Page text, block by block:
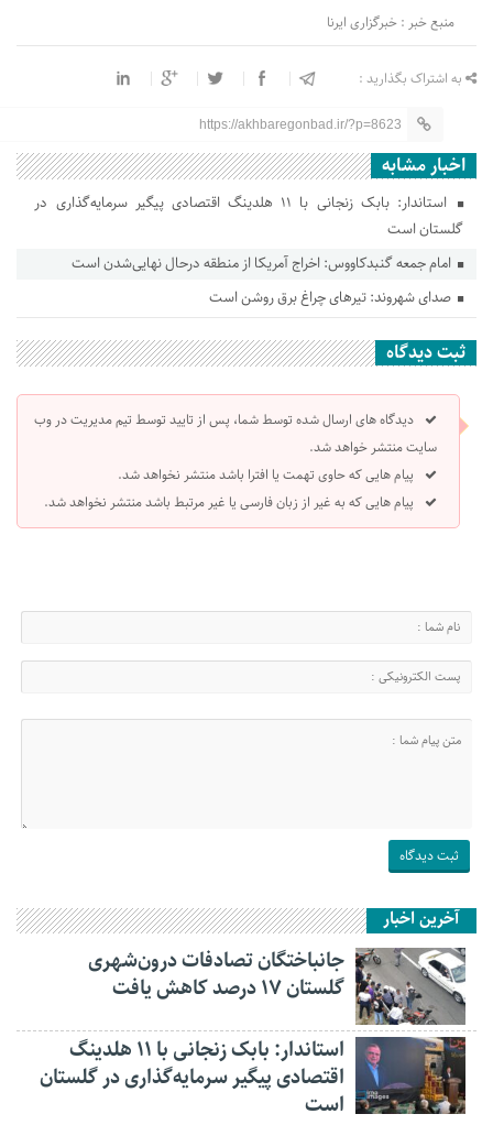
منبع خبر : خبرگزاری ایرنا
به اشتراک بگذارید :
https://akhbaregonbad.ir/?p=8623
اخبار مشابه
استاندار: بابک زنجانی با ۱۱ هلدینگ اقتصادی پیگیر سرمایه‌گذاری در
گلستان است
امام جمعه گنبدکاووس: اخراج آمریکا از منطقه درحال نهایی‌شدن است
صدای شهروند: تیرهای چراغ برق روشن است
ثبت دیدگاه
دیدگاه های ارسال شده توسط شما، پس از تایید توسط تیم مدیریت در وب
سایت منتشر خواهد شد.
پیام هایی که حاوی تهمت یا افترا باشد منتشر نخواهد شد.
پیام هایی که به غیر از زبان فارسی یا غیر مرتبط باشد منتشر نخواهد شد.
آخرین اخبار
جانباختگان تصادفات درون‌شهری
گلستان ۱۷ درصد کاهش یافت
استاندار: بابک زنجانی با ۱۱ هلدینگ
اقتصادی پیگیر سرمایه‌گذاری در گلستان
است